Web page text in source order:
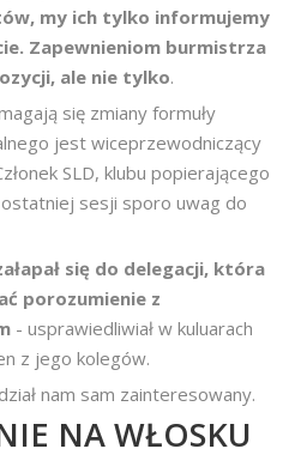
my ich tylko informujemy
Zapewnieniom burmistrza
ale nie tylko.
się zmiany formuły
jest wiceprzewodniczący
SLD, klubu popierającego
sesji sporo uwag do
się do delegacji, która
porozumienie z
- usprawiedliwiał w kuluarach
z jego kolegów.
nam sam zainteresowany.
NA WŁOSKU